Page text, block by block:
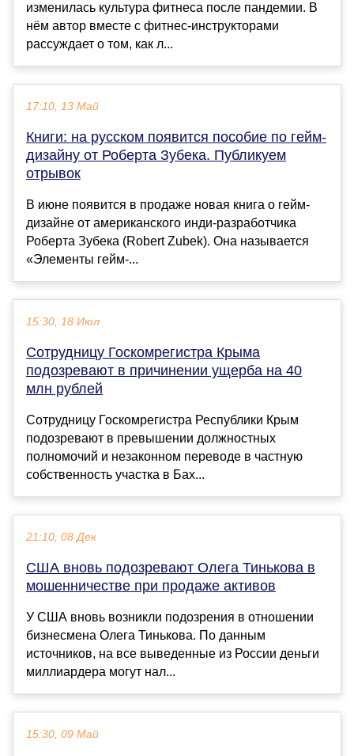
изменилась культура фитнеса после пандемии. В
нём автор вместе с фитнес-инструкторами
рассуждает о том, как л...
17:10, 13 Май
Книги: на русском появится пособие по гейм-
дизайну от Роберта Зубека. Публикуем
отрывок
В июне появится в продаже новая книга о гейм-
дизайне от американского инди-разработчика
Роберта Зубека (Robert Zubek). Она называется
«Элементы гейм-...
15:30, 18 Июл
Сотрудницу Госкомрегистра Крыма
подозревают в причинении ущерба на 40
млн рублей
Сотрудницу Госкомрегистра Республики Крым
подозревают в превышении должностных
полномочий и незаконном переводе в частную
собственность участка в Бах...
21:10, 08 Дек
США вновь подозревают Олега Тинькова в
мошенничестве при продаже активов
У США вновь возникли подозрения в отношении
бизнесмена Олега Тинькова. По данным
источников, на все выведенные из России деньги
миллиардера могут нал...
15:30, 09 Май